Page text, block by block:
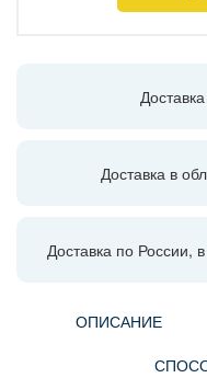
Доставка в
Доставка по России,
ОПИСАНИЕ